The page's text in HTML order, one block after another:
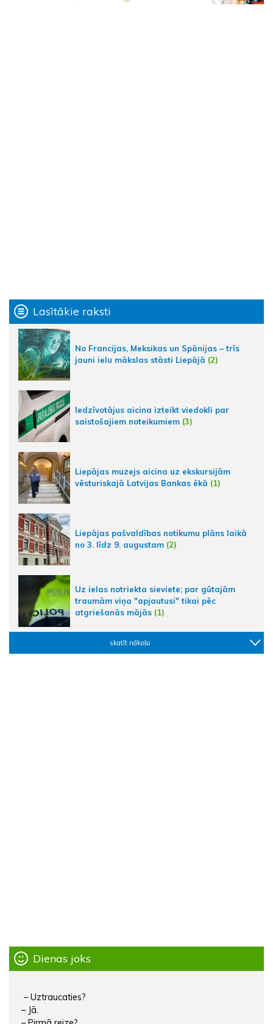
Lasītākie raksti
No Francijas, Meksikas un Spānijas – trīs
jauni ielu mākslas stāsti Liepājā (2)
Iedzīvotājus aicina izteikt viedokli par
saistošajiem noteikumiem (3)
Liepājas muzejs aicina uz ekskursijām
vēsturiskajā Latvijas Bankas ēkā (1)
Liepājas pašvaldības notikumu plāns laikā
no 3. līdz 9. augustam (2)
Uz ielas notriekta sieviete; par gūtajām
traumām viņa "apjautusi" tikai pēc
atgriešanās mājās (1)
skatīt nākošo
Dienas joks
– Uztraucaties?
– Jā.